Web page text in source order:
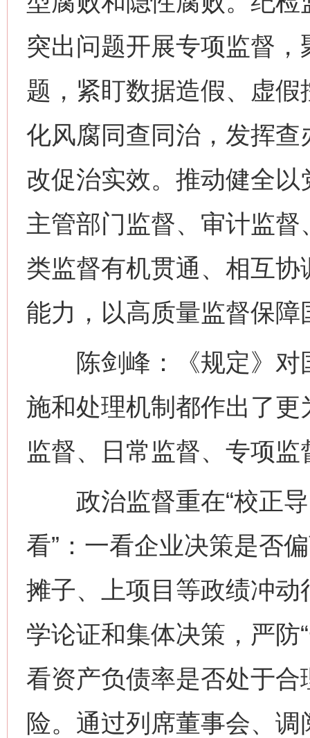
突出问题开展专项监督
题，紧盯数据造假、虚
化风腐同查同治，发挥
改促治实效。推动健全
主管部门监督、审计监
类监督有机贯通、相互
能力，以高质量监督保
陈剑峰：《规定》对
施和处理机制都作出了
监督、日常监督、专项
政治监督重在“校正导
看”：一看企业决策是否
摊子、上项目等政绩冲
学论证和集体决策，严防
看资产负债率是否处于
险。通过列席董事会、